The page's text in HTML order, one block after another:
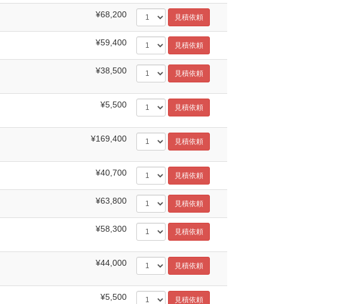
¥68,200
¥59,400
¥38,500
¥5,500
¥169,400
¥40,700
¥63,800
¥58,300
¥44,000
¥5,500